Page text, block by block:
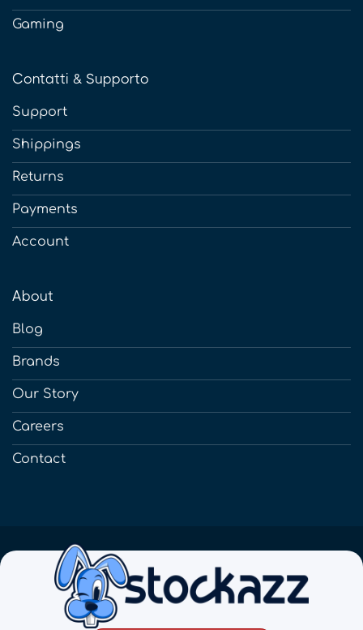
Gaming
Contatti & Supporto
Support
Shippings
Returns
Payments
Account
About
Blog
Brands
Our Story
Careers
Contact